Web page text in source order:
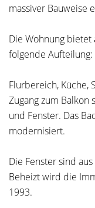
massiver Bauweise
Die Wohnung bietet
folgende Aufteilung:
Flurbereich, Küche,
Zugang zum
und Fenster. Das
modernisiert.
Die Fenster sind
Beheizt wird die
1993.